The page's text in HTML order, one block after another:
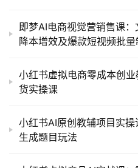
即梦AI电商视觉营销售课
降本增效及爆款短视频批
小红书虚拟电商零成本创
货实操课
小红书AI原创教辅项目实
生成题目玩法